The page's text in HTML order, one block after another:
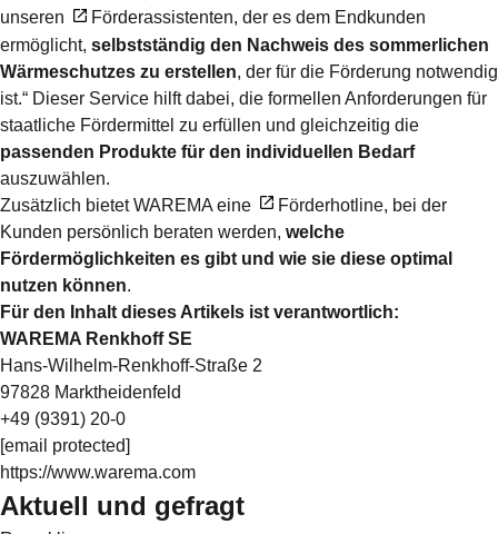
unseren
Förderassistenten, der es dem Endkunden
ermöglicht, selbstständig den Nachweis des sommerlichen
Wärmeschutzes zu erstellen, der für die Förderung notwendig
ist.“ Dieser Service hilft dabei, die formellen Anforderungen für
staatliche Fördermittel zu erfüllen und gleichzeitig die
passenden Produkte für den individuellen Bedarf
auszuwählen.
Zusätzlich bietet WAREMA eine
Förderhotline, bei der
Kunden persönlich beraten werden, welche
Fördermöglichkeiten es gibt und wie sie diese optimal
nutzen können.
Für den Inhalt dieses Artikels ist verantwortlich:
WAREMA Renkhoff SE
Hans-Wilhelm-Renkhoff-Straße 2
97828 Marktheidenfeld
+49 (9391) 20-0
[email protected]
https://www.warema.com
Aktuell und gefragt